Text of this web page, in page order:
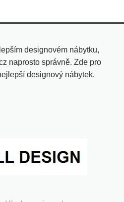
designovém nábytku,
naprosto správně. Zde pro
designový nábytek.